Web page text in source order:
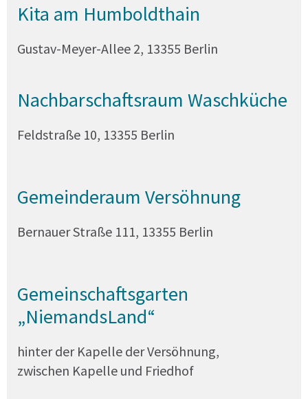
Kita am Humboldthain
Gustav-Meyer-Allee 2, 13355 Berlin
Nachbarschaftsraum Waschküche
Feldstraße 10, 13355 Berlin
Gemeinderaum Versöhnung
Bernauer Straße 111, 13355 Berlin
Gemeinschaftsgarten
„NiemandsLand“
hinter der Kapelle der Versöhnung,
zwischen Kapelle und Friedhof